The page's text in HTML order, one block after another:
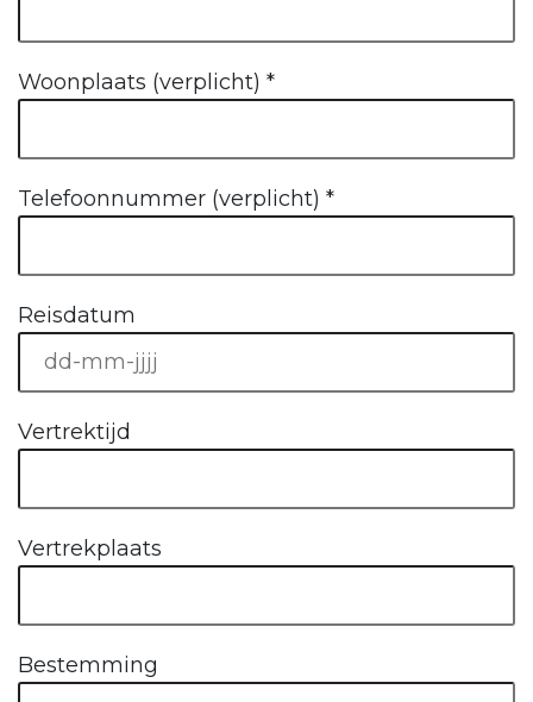
Woonplaats (verplicht) *
Telefoonnummer (verplicht) *
Reisdatum
Vertrektijd
Vertrekplaats
Bestemming